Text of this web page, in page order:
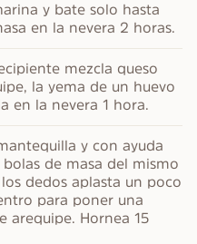
y bate solo hasta
en la nevera 2 horas.
mezcla queso
la yema de un huevo
en la nevera 1 hora.
y con ayuda
de masa del mismo
dedos aplasta un poco
para poner una
arequipe. Hornea 15